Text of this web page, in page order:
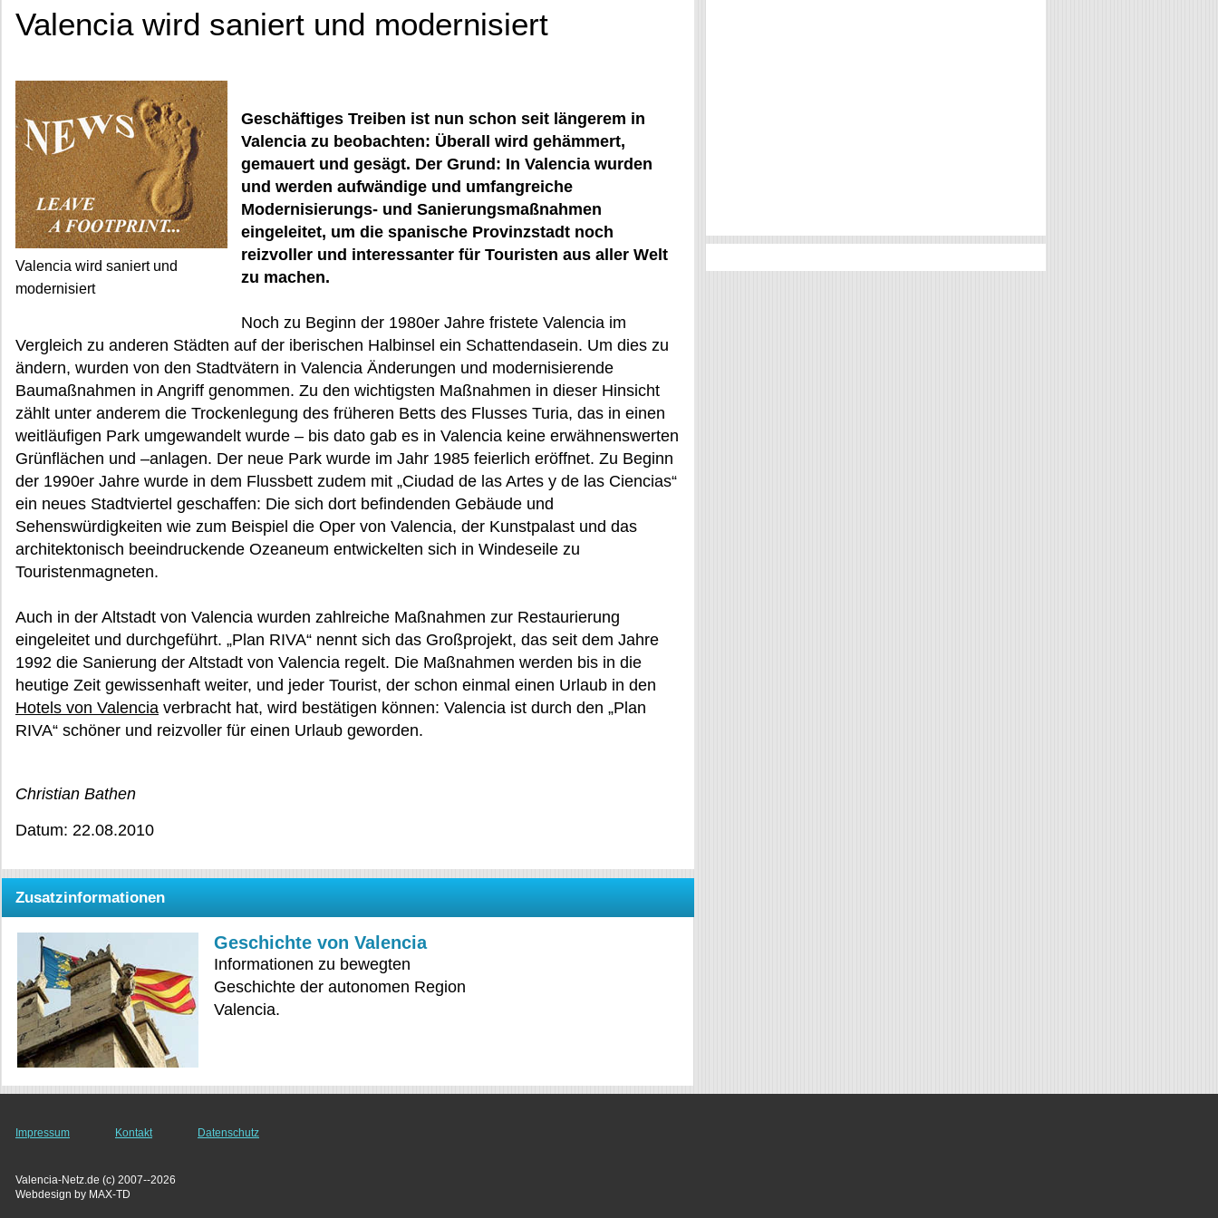
Valencia wird saniert und modernisiert
Valencia wird saniert und
modernisiert
Geschäftiges Treiben ist nun schon seit längerem in
Valencia zu beobachten: Überall wird gehämmert,
gemauert und gesägt. Der Grund: In Valencia wurden
und werden aufwändige und umfangreiche
Modernisierungs- und Sanierungsmaßnahmen
eingeleitet, um die spanische Provinzstadt noch
reizvoller und interessanter für Touristen aus aller Welt
zu machen.
Noch zu Beginn der 1980er Jahre fristete Valencia im
Vergleich zu anderen Städten auf der iberischen Halbinsel ein Schattendasein. Um dies zu
ändern, wurden von den Stadtvätern in Valencia Änderungen und modernisierende
Baumaßnahmen in Angriff genommen. Zu den wichtigsten Maßnahmen in dieser Hinsicht
zählt unter anderem die Trockenlegung des früheren Betts des Flusses Turia, das in einen
weitläufigen Park umgewandelt wurde – bis dato gab es in Valencia keine erwähnenswerten
Grünflächen und –anlagen. Der neue Park wurde im Jahr 1985 feierlich eröffnet. Zu Beginn
der 1990er Jahre wurde in dem Flussbett zudem mit „Ciudad de las Artes y de las Ciencias“
ein neues Stadtviertel geschaffen: Die sich dort befindenden Gebäude und
Sehenswürdigkeiten wie zum Beispiel die Oper von Valencia, der Kunstpalast und das
architektonisch beeindruckende Ozeaneum entwickelten sich in Windeseile zu
Touristenmagneten.
Auch in der Altstadt von Valencia wurden zahlreiche Maßnahmen zur Restaurierung
eingeleitet und durchgeführt. „Plan RIVA“ nennt sich das Großprojekt, das seit dem Jahre
1992 die Sanierung der Altstadt von Valencia regelt. Die Maßnahmen werden bis in die
heutige Zeit gewissenhaft weiter, und jeder Tourist, der schon einmal einen Urlaub in den
Hotels von Valencia verbracht hat, wird bestätigen können: Valencia ist durch den „Plan
RIVA“ schöner und reizvoller für einen Urlaub geworden.
Christian Bathen
Datum: 22.08.2010
Zusatzinformationen
Geschichte von Valencia
Informationen zu bewegten
Geschichte der autonomen Region
Valencia.
Impressum Kontakt Datenschutz
Valencia-Netz.de (c) 2007--2026
Webdesign by MAX-TD